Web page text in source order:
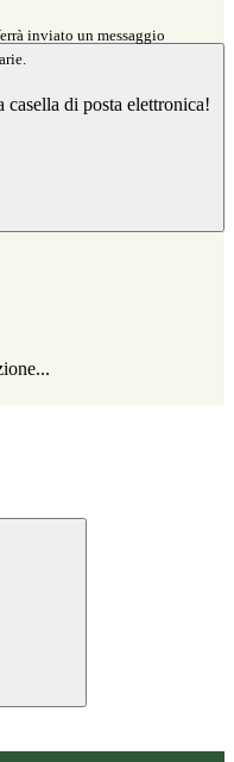
inviato un messaggio
di posta elettronica!